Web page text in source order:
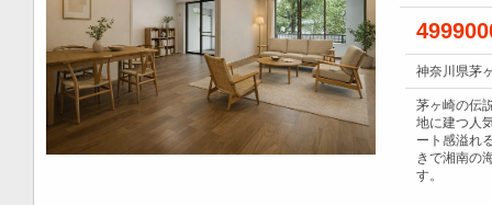
神奈川県茅
茅ヶ崎の伝
地に建つ人
ート感溢れ
きで湘南の
す。